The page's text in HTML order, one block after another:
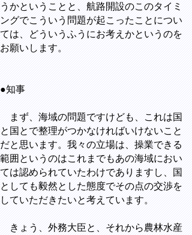
うかということと、航路開設のこのタイミ
ングでこういう問題が起こったことについ
ては、どういうふうにお考えかというのを
お願いします。
●知事
まず、海域の問題ですけども、これは国
と国とで整理がつかなければいけないこと
だと思います。我々の立場は、操業できる
範囲というのはこれまでもあの海域におい
ては認められていたわけでありますし、国
としても毅然とした態度でその点の交渉を
していただきたいと考えています。
きょう、外務大臣と、それから農林水産